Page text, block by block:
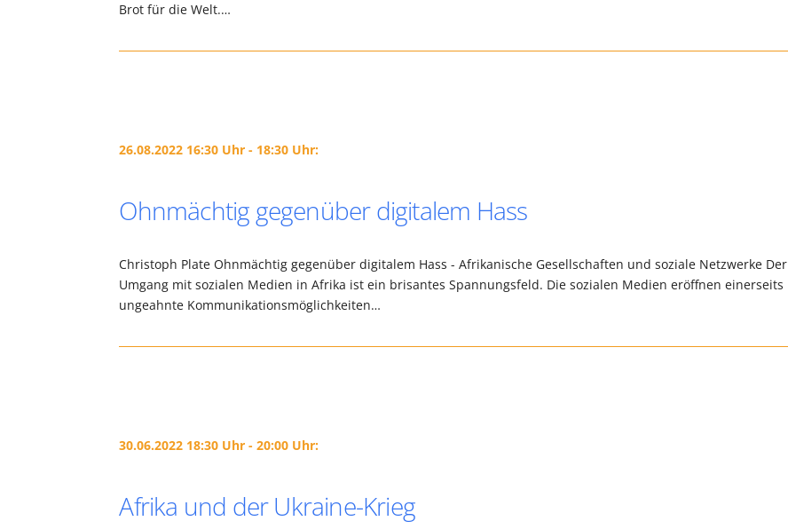
Brot für die Welt.…
26.08.2022 16:30 Uhr - 18:30 Uhr:
Ohnmächtig gegenüber digitalem Hass
Christoph Plate Ohnmächtig gegenüber digitalem Hass - Afrikanische Gesellschaften und soziale Netzwerke Der
Umgang mit sozialen Medien in Afrika ist ein brisantes Spannungsfeld. Die sozialen Medien eröffnen einerseits
ungeahnte Kommunikationsmöglichkeiten…
30.06.2022 18:30 Uhr - 20:00 Uhr:
Afrika und der Ukraine-Krieg